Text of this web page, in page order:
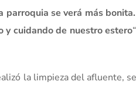
se verá más
y cuidando de nuestro estero
la limpieza del afluente,